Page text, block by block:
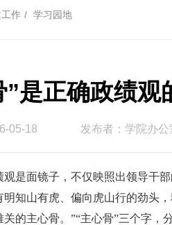
作 学习园地
”是正确政绩观
05-18 发布者：学院办公
面镜子，不仅映照出领导干部
明知山有虎、偏向虎山行的劲头
关的主心骨。”“主心骨”三个字，